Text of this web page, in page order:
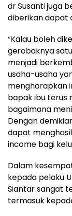
dr Susanti juga
diberikan dapat
“Kalau boleh
gerobaknya
menjadi
usaha-usaha
mengharapkan
bapak ibu terus
bagaimana
Dengan
dapat
income bagi
Dalam
kepada pelaku
Siantar sangat
termasuk